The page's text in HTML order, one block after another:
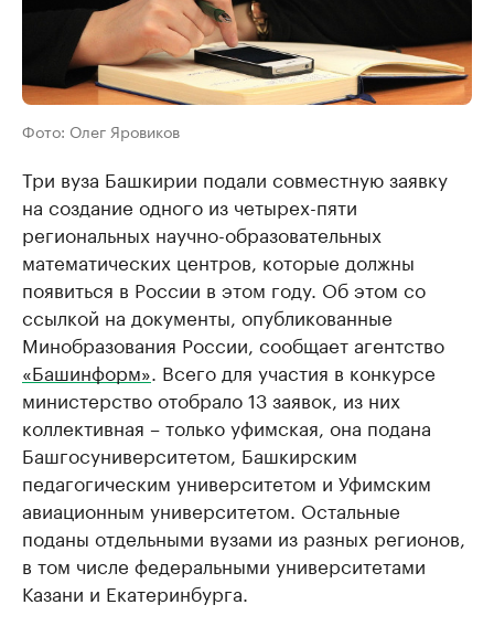
Фото: Олег Яровиков
Три вуза Башкирии подали совместную заявку
на создание одного из четырех-пяти
региональных научно-образовательных
математических центров, которые должны
появиться в России в этом году. Об этом со
ссылкой на документы, опубликованные
Минобразования России, сообщает агентство
«Башинформ». Всего для участия в конкурсе
министерство отобрало 13 заявок, из них
коллективная – только уфимская, она подана
Башгосуниверситетом, Башкирским
педагогическим университетом и Уфимским
авиационным университетом. Остальные
поданы отдельными вузами из разных регионов,
в том числе федеральными университетами
Казани и Екатеринбурга.